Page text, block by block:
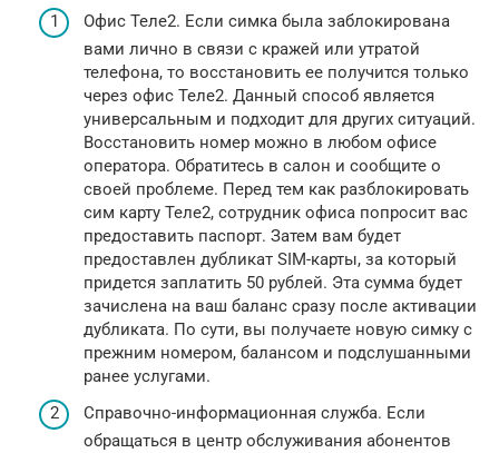
Офис Теле2. Если симка была заблокирована
вами лично в связи с кражей или утратой
телефона, то восстановить ее получится только
через офис Теле2. Данный способ является
универсальным и подходит для других ситуаций.
Восстановить номер можно в любом офисе
оператора. Обратитесь в салон и сообщите о
своей проблеме. Перед тем как разблокировать
сим карту Теле2, сотрудник офиса попросит вас
предоставить паспорт. Затем вам будет
предоставлен дубликат SIM-карты, за который
придется заплатить 50 рублей. Эта сумма будет
зачислена на ваш баланс сразу после активации
дубликата. По сути, вы получаете новую симку с
прежним номером, балансом и подслушанными
ранее услугами.
Справочно-информационная служба. Если
обращаться в центр обслуживания абонентов